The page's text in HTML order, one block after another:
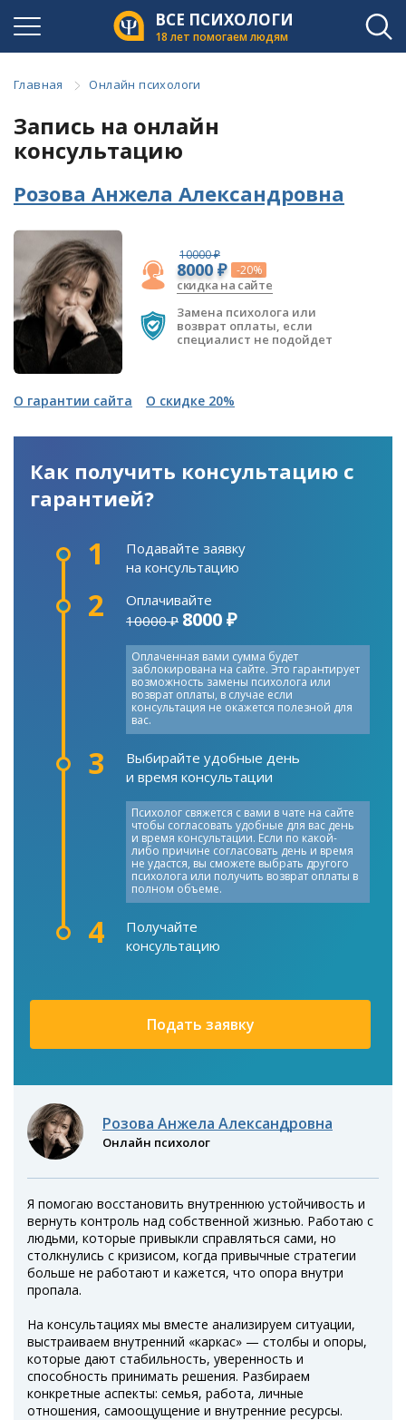
ВСЕ ПСИХОЛОГИ
18 лет помогаем людям
Главная Онлайн психологи
Запись на онлайн
консультацию
Розова Анжела Александровна
10000 ₽
8000 ₽ -20%
скидка на сайте
Замена психолога или
возврат оплаты, если
специалист не подойдет
О гарантии сайта О скидке 20%
Как получить консультацию с
гарантией?
1
Подавайте заявку
на консультацию
2
Оплачивайте
10000 ₽ 8000 ₽
Оплаченная вами сумма будет
заблокирована на сайте. Это гарантирует
возможность замены психолога или
возврат оплаты, в случае если
консультация не окажется полезной для
вас.
3
Выбирайте удобные день
и время консультации
Психолог свяжется с вами в чате на сайте
чтобы согласовать удобные для вас день
и время консультации. Если по какой-
либо причине согласовать день и время
не удастся, вы сможете выбрать другого
психолога или получить возврат оплаты в
полном объеме.
4
Получайте
консультацию
Подать заявку
Розова Анжела Александровна
Онлайн психолог
Я помогаю восстановить внутреннюю устойчивость и
вернуть контроль над собственной жизнью. Работаю с
людьми, которые привыкли справляться сами, но
столкнулись с кризисом, когда привычные стратегии
больше не работают и кажется, что опора внутри
пропала.
На консультациях мы вместе анализируем ситуации,
выстраиваем внутренний «каркас» — столбы и опоры,
которые дают стабильность, уверенность и
способность принимать решения. Разбираем
конкретные аспекты: семья, работа, личные
отношения, самоощущение и внутренние ресурсы.